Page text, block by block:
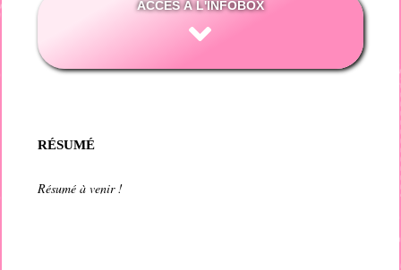
ACCÈS À L'INFOBOX
RÉSUMÉ
Résumé à venir !